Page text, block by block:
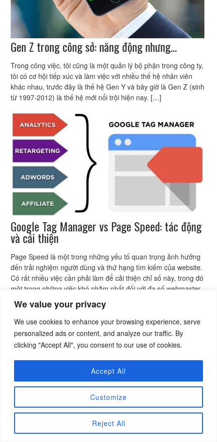
We value your privacy
We use cookies to enhance your browsing experience, serve
personalized ads or content, and analyze our traffic. By
clicking "Accept All", you consent to our use of cookies.
Customize
Reject All
Accept All
Gen Z trong công sở: năng động nhưng…
Trong công việc, tôi cũng là một quản lý bộ phận trong công ty,
tôi có cơ hội tiếp xúc và làm việc với nhiều thế hệ nhân viên
khác nhau, trước đây là thế hệ Gen Y và bây giờ là Gen Z (sinh
từ 1997-2012) là thế hệ mới nổi trội hiện nay. […]
Google Tag Manager vs Page Speed: tác động
và cải thiện
Page Speed là một trong những yếu tố quan trọng ảnh hưởng
đến trải nghiệm người dùng và thứ hạng tìm kiếm của website.
Có rất nhiều việc cần phải làm để cải thiện chỉ số này, trong đó
một trong những việc khó nhằm nhất đối với đa số webmaster
đó là tối ưu […]
Hãy nhập email của bạn: